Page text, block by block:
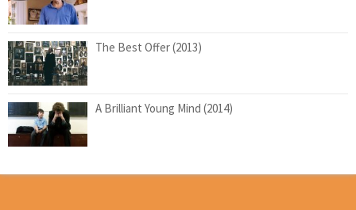
The Best Offer (2013)
A Brilliant Young Mind (2014)